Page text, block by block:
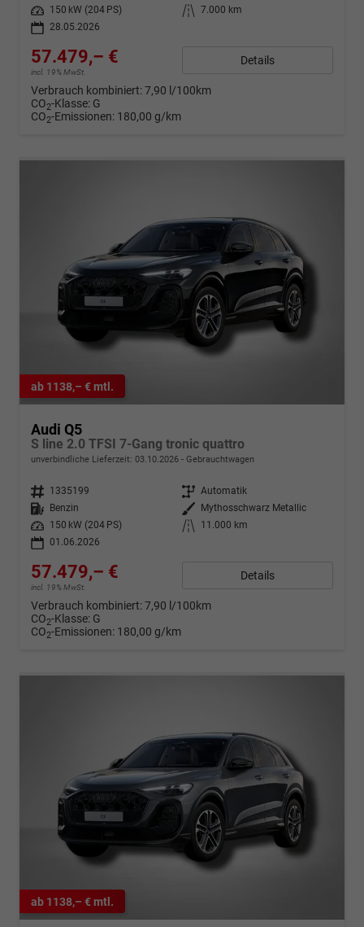
Leistung
150 kW (204 PS) Kilometerstand
7.000 km
28.05.2026
57.479,– €
incl. 19% MwSt.
Details
Verbrauch kombiniert:7,90 l/100km
CO2-Klasse: G
CO2-Emissionen: 180,00 g/km
ab 1138,– € mtl.
Audi Q5
S line 2.0 TFSI 7-Gang tronic quattro
unverbindliche Lieferzeit: 03.10.2026 Gebrauchtwagen
Fahrzeugnr. 1335199 Getriebe Automatik
Kraftstoff
Benzin Außenfarbe
Mythosschwarz Metallic
Leistung
150 kW (204 PS) Kilometerstand
11.000 km
01.06.2026
57.479,– €
incl. 19% MwSt.
Details
Verbrauch kombiniert:7,90 l/100km
CO2-Klasse: G
CO2-Emissionen: 180,00 g/km
ab 1138,– € mtl.